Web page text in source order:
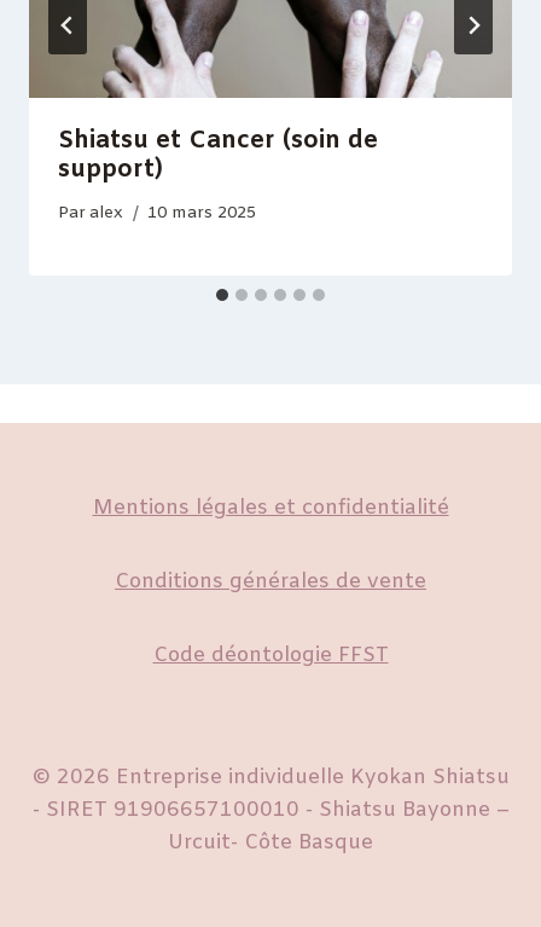
Shiatsu et Cancer (soin de
support)
Paralex 10 mars 2025
Mentions légales et confidentialité
Conditions générales de vente
Code déontologie FFST
© 2026 Entreprise individuelle Kyokan Shiatsu
- SIRET 91906657100010 - Shiatsu Bayonne –
Urcuit- Côte Basque